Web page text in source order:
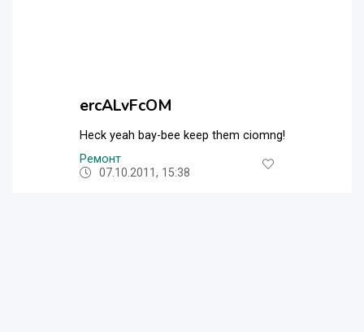
ercALvFcOM
Heck yeah bay-bee keep them ciomng!
Ремонт
07.10.2011, 15:38